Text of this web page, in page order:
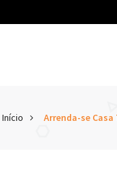
Início Arrenda-se